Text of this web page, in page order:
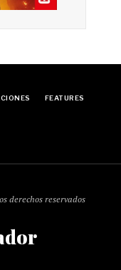
FEATURES
derechos reservados